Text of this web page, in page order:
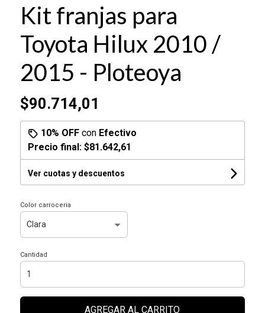
Kit franjas para
Toyota Hilux 2010 /
2015 - Ploteoya
$90.714,01
10% OFFcon Efectivo
Precio final: $81.642,61
Ver cuotas y descuentos
Color carroceria
Cantidad
AGREGAR AL CARRITO